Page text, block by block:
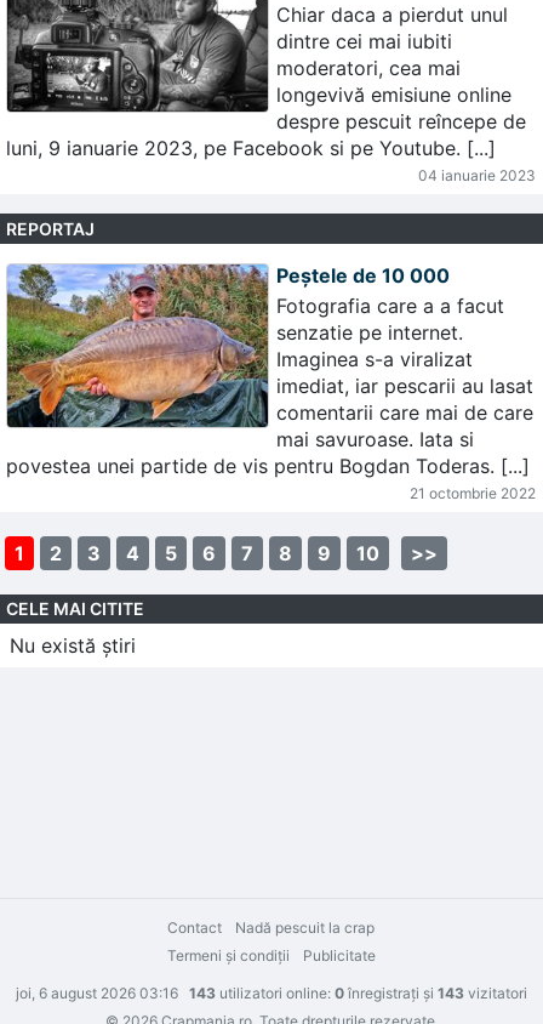
Chiar daca a pierdut unul
dintre cei mai iubiti
moderatori, cea mai
longevivă emisiune online
despre pescuit reîncepe de
luni, 9 ianuarie 2023, pe Facebook si pe Youtube. [...]
04 ianuarie 2023
REPORTAJ
Peștele de 10 000
Fotografia care a a facut
senzatie pe internet.
Imaginea s-a viralizat
imediat, iar pescarii au lasat
comentarii care mai de care
mai savuroase. Iata si
povestea unei partide de vis pentru Bogdan Toderas. [...]
21 octombrie 2022
1 2 3 4 5 6 7 8 9 10 >>
CELE MAI CITITE
Nu există știri
Contact
Nadă pescuit la crap
Termeni şi condiţii
Publicitate
joi, 6 august 2026 03:16 143 utilizatori online: 0 înregistraţi şi 143 vizitatori